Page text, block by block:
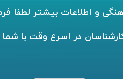
و اطلاعات بیشتر لطفا
در اسرع وقت با